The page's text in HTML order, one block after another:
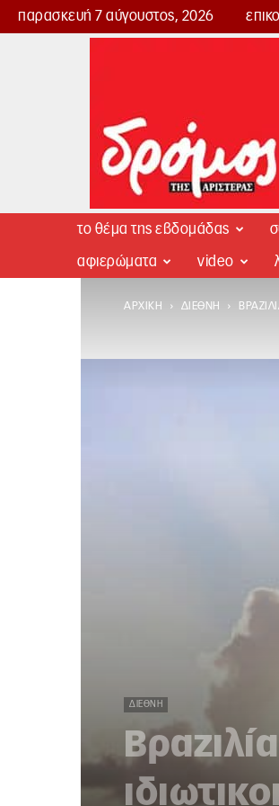
παρασκευή 7 αύγουστος, 2026
Δρόμος
το θέμα της εβδομάδας
αφιερώματα video
ΑΡΧΙΚΉ ΔΙΕΘΝΉ
ΔΙΕΘΝΉ